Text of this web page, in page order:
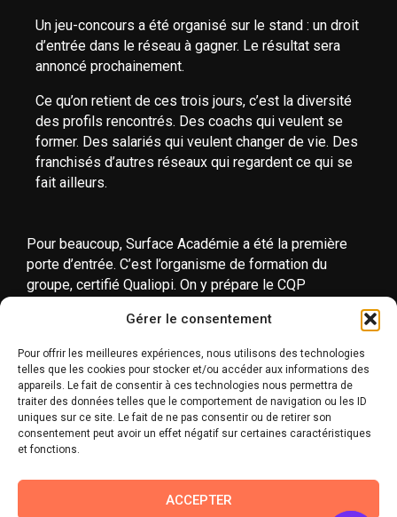
Gérer le consentement
Pour offrir les meilleures expériences, nous utilisons des technologies
telles que les cookies pour stocker et/ou accéder aux informations des
appareils. Le fait de consentir à ces technologies nous permettra de
traiter des données telles que le comportement de navigation ou les ID
uniques sur ce site. Le fait de ne pas consentir ou de retirer son
consentement peut avoir un effet négatif sur certaines caractéristiques
et fonctions.
ACCEPTER
Un jeu-concours a été organisé sur le stand : un droit
d’entrée dans le réseau à gagner. Le résultat sera
annoncé prochainement.
Ce qu’on retient de ces trois jours, c’est la diversité
des profils rencontrés. Des coachs qui veulent se
former. Des salariés qui veulent changer de vie. Des
franchisés d’autres réseaux qui regardent ce qui se
fait ailleurs.
Pour beaucoup, Surface Académie a été la première
porte d’entrée. C’est l’organisme de formation du
groupe, certifié Qualiopi. On y prépare le CQP
Instructeur Fitness et le BP JEPS. Certains apprenants
vont plus loin : ils font ensuite un stage dans un studio
Surface Coach, puis ouvrent leur propre franchise. Ce
parcours complet, de la formation à l’ouverture, six
franchisés du réseau l’ont déjà suivi.
Les échanges continuent maintenant par mail, studio
par studio, projet par projet.
LinkedIn